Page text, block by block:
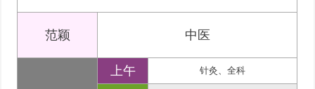
范颖 中医
上午 针灸、全科